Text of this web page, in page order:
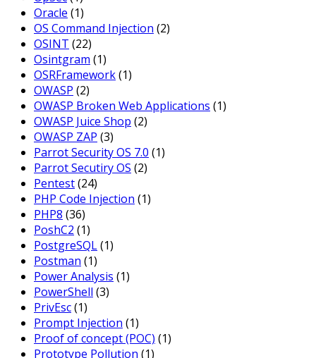
Oracle (1)
OS Command Injection (2)
OSINT (22)
Osintgram (1)
OSRFramework(1)
OWASP (2)
OWASP Broken Web Applications (1)
OWASP Juice Shop (2)
OWASP ZAP (3)
Parrot Security OS 7.0 (1)
Parrot Secutiry OS (2)
Pentest(24)
PHP Code Injection (1)
PHP8 (36)
PoshC2 (1)
PostgreSQL(1)
Postman (1)
Power Analysis (1)
PowerShell (3)
PrivEsc(1)
Prompt Injection (1)
Proof of concept (POC) (1)
Prototype Pollution (1)